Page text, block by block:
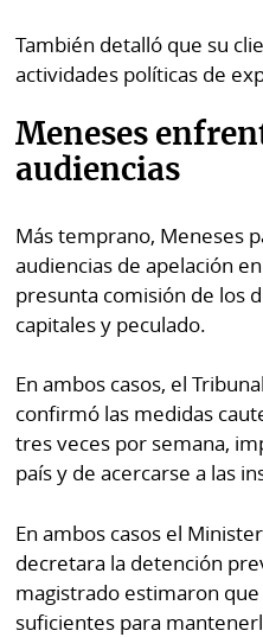
También detalló que su
actividades políticas de
Meneses
audiencias
Más temprano, Meneses
audiencias de apelación
presunta comisión de los
capitales y peculado.
En ambos casos, el
confirmó las medidas
tres veces por semana,
país y de acercarse a las
En ambos casos el
decretara la detención
magistrado estimaron
suficientes para